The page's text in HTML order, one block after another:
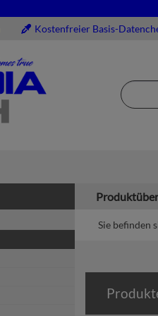
Kostenfreier Basis-
Sie befinden